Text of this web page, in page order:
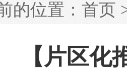
的位置： 首页
【片区